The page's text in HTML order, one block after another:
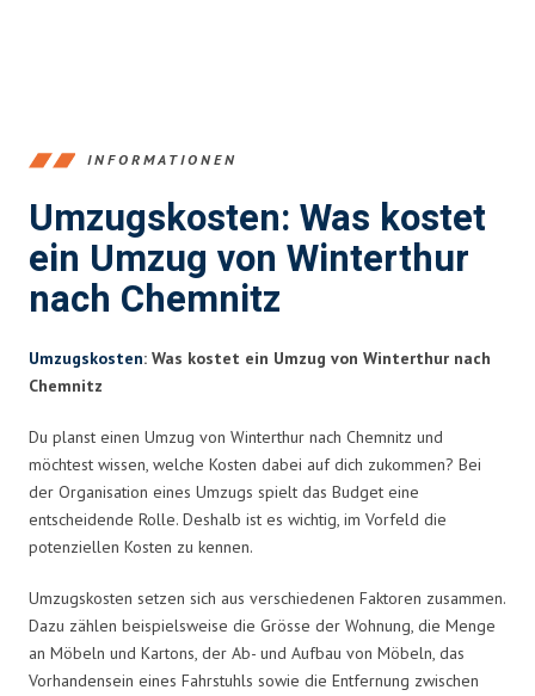
INFORMATIONEN
Umzugskosten: Was kostet
ein Umzug von Winterthur
nach Chemnitz
Umzugskosten: Was kostet ein Umzug von Winterthur nach
Chemnitz
Du planst einen Umzug von Winterthur nach Chemnitz und
möchtest wissen, welche Kosten dabei auf dich zukommen? Bei
der Organisation eines Umzugs spielt das Budget eine
entscheidende Rolle. Deshalb ist es wichtig, im Vorfeld die
potenziellen Kosten zu kennen.
Umzugskosten setzen sich aus verschiedenen Faktoren zusammen.
Dazu zählen beispielsweise die Grösse der Wohnung, die Menge
an Möbeln und Kartons, der Ab- und Aufbau von Möbeln, das
Vorhandensein eines Fahrstuhls sowie die Entfernung zwischen